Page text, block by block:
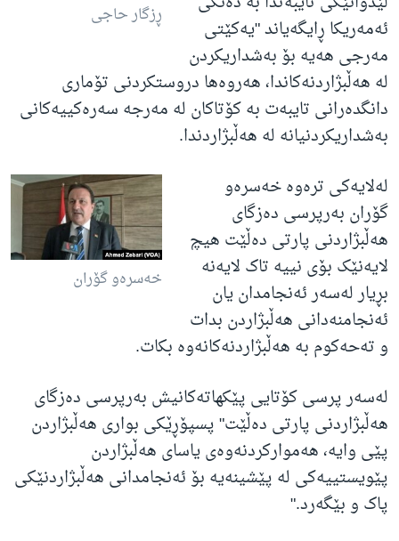
ڕزگار حاجی
ئەمەریکا ڕایگەیاند "یەکێتی
مەرجی هەیە بۆ بەشداریکردن
لە هەڵبژاردنەکاندا، هەروەها دروستکردنی تۆماری
دانگدەرانی تایبەت بە کۆتاکان لە مەرجە سەرەکییەکانی
بەشداریکردنیانە لە هەڵبژاردندا.
خەسرەو گۆران
لەلایەکی ترەوە خەسرەو
گۆران بەرپرسی دەزگای
هەڵبژاردنی پارتی دەڵێت هیچ
لایەنێک بۆی نییە تاک لایەنە
بڕیار لەسەر ئەنجامدان یان
ئەنجامنەدانی هەڵبژاردن بدات
و تەحەکوم بە هەڵبژاردنەکانەوە بکات.
لەسەر پرسی کۆتایی پێکهاتەکانیش بەرپرسی دەزگای
هەڵبژاردنی پارتی دەڵێت" پسپۆڕێکی بواری هەڵبژاردن
پێی وایە، هەموارکردنەوەی یاسای هەڵبژاردن
پێویستییەکی لە پێشینەیە بۆ ئەنجامدانی هەڵبژاردنێکی
پاک و بێگەرد."